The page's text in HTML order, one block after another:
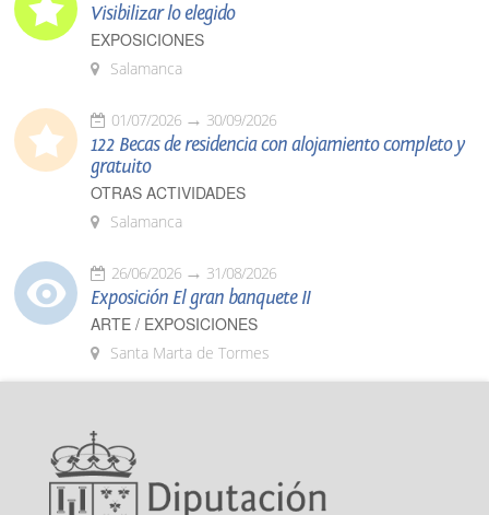
Visibilizar lo elegido
EXPOSICIONES
Salamanca
01/07/2026 30/09/2026
122 Becas de residencia con alojamiento completo y
gratuito
OTRAS ACTIVIDADES
Salamanca
26/06/2026 31/08/2026
Exposición El gran banquete II
ARTE / EXPOSICIONES
Santa Marta de Tormes